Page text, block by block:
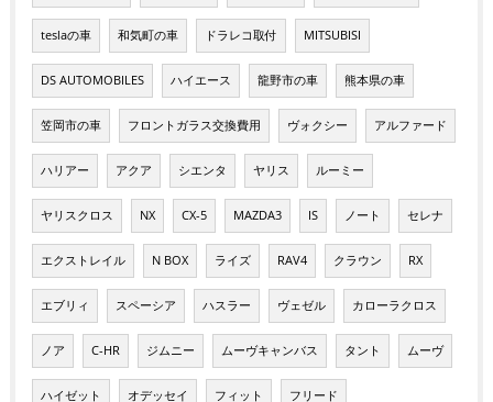
teslaの車 和気町の車 ドラレコ取付 MITSUBISI
DS AUTOMOBILES ハイエース 龍野市の車 熊本県の車
笠岡市の車 フロントガラス交換費用 ヴォクシー アルファード
ハリアー アクア シエンタ ヤリス ルーミー
ヤリスクロス NX CX-5 MAZDA3 IS ノート セレナ
エクストレイル N BOX ライズ RAV4 クラウン RX
エブリィ スペーシア ハスラー ヴェゼル カローラクロス
ノア C-HR ジムニー ムーヴキャンバス タント ムーヴ
ハイゼット オデッセイ フィット フリード